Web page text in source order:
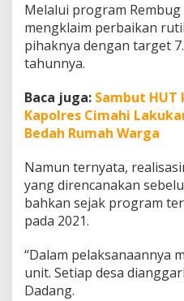
L
e
b
a
r
2
R
i
b
u
t
i
Melalui program Rembug
mengklaim perbaikan
pihaknya dengan target
tahunnya.
Baca juga: Sambut HUT
Kapolres Cimahi
Bedah Rumah Warga
Namun ternyata,
yang direncanakan
bahkan sejak program
pada 2021.
“Dalam pelaksanaannya
unit. Setiap desa
Dadang.